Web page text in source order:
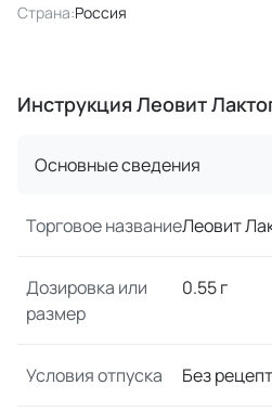
Страна:Россия
Инструкция Леовит
Основные сведения
Торговое названиеЛеовит
Дозировка или
размер
0.55 г
Условия отпуска Без